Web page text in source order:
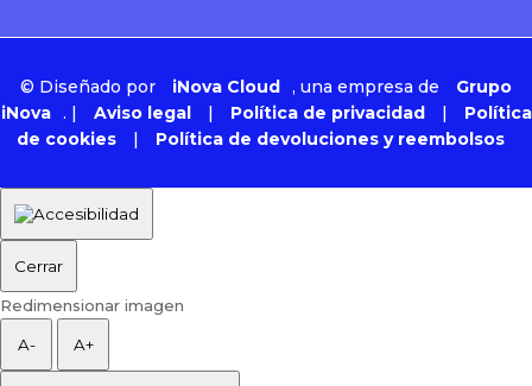
© Diseñado por iNova Cloud , una empresa de
Grupo
iNova . | Aviso legal | Política de privacidad |
Política
de cookies
| Política de devoluciones y reembolsos
Cerrar
Redimensionar imagen
A- A+